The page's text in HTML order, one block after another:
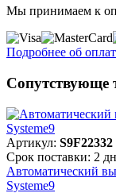
Мы принимаем к
Подробнее об
Сопутствующе
Артикул: S9F22332
Срок поставки: 2
Автоматический
Systeme9